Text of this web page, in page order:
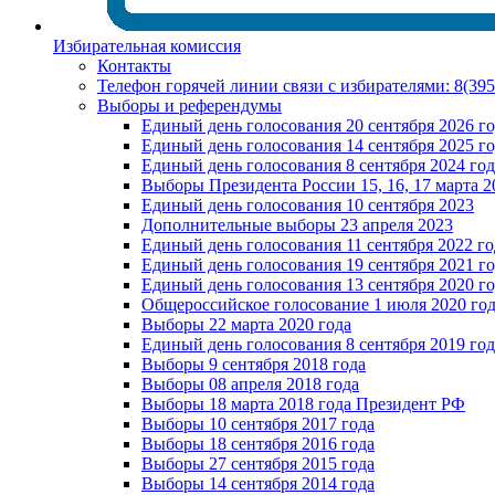
Избирательная комиссия
Контакты
Телефон горячей линии связи с избирателями:
Выборы и референдумы
Единый день голосования 20 сентября 2026
Единый день голосования 14 сентября 2025
Единый день голосования 8 сентября 2024
Выборы Президента России 15, 16, 17 марта
Единый день голосования 10 сентября 2023
Дополнительные выборы 23 апреля 2023
Единый день голосования 11 сентября 2022
Единый день голосования 19 сентября 2021
Единый день голосования 13 сентября 2020
Общероссийское голосование 1 июля 2020
Выборы 22 марта 2020 года
Единый день голосования 8 сентября 2019
Выборы 9 сентября 2018 года
Выборы 08 апреля 2018 года
Выборы 18 марта 2018 года Президент РФ
Выборы 10 сентября 2017 года
Выборы 18 сентября 2016 года
Выборы 27 сентября 2015 года
Выборы 14 сентября 2014 года